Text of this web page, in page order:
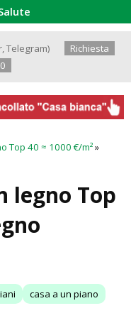
,Telegram)
Richiesta
Top 40 ≈ 1000 €/m²»
legno Top
casa a un piano